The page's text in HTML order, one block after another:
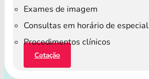
Exames de imagem
Consultas em horário de especial
Procedimentos clínicos
Cotação